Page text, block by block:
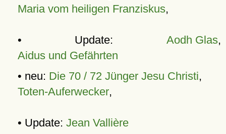
Maria vom heiligen Franziskus,
• Update: Aodh Glas,
Aidus und Gefährten
• neu: Die 70 / 72 Jünger Jesu Christi,
Toten-Auferwecker,
• Update: Jean Vallière